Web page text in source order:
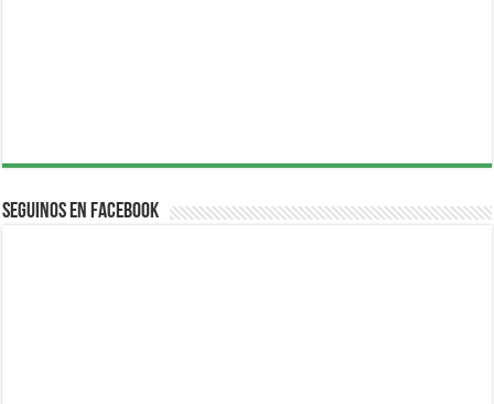
Seguinos en Facebook